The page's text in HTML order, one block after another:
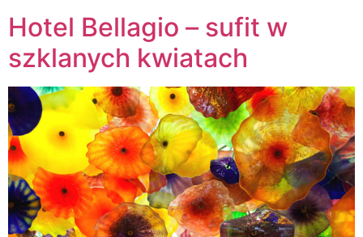
Hotel Bellagio – sufit w
szklanych kwiatach